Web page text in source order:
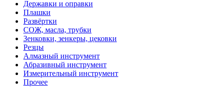
Державки и оправки
Плашки
Развёртки
СОЖ, масла, трубки
Зенковки, зенкеры, цековки
Резцы
Алмазный инструмент
Абразивный инструмент
Измерительный инструмент
Прочее